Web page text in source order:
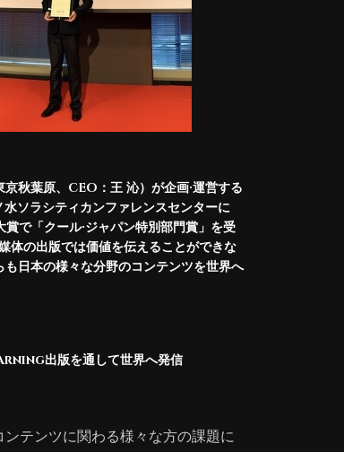
秋葉原、CEO：王 沁）が企画·運営する
ラシティカンファレンスセンターに
で「クール·ジャパン特別部門賞」を受
体の出版では価値を伝えることができな
日本の様々な分野のコンテンツを世界へ
出版を通して世界へ発信
テンツに関わる様々な方の課題に